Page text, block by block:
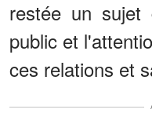
restée un sujet
public et
ces relations et